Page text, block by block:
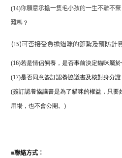
(14)你願意承擔一隻毛小孩的一生不離不
難嗎？
(15)可否接受負擔貓咪的節紮及預防針
(16)若是情侶飼養，是否事前決定貓咪屬於
(17)是否同意簽訂認養協議書及核對身分
(簽訂認養協議書是為了貓咪的權益，只
用場，也不會公開。)
■聯絡方式：